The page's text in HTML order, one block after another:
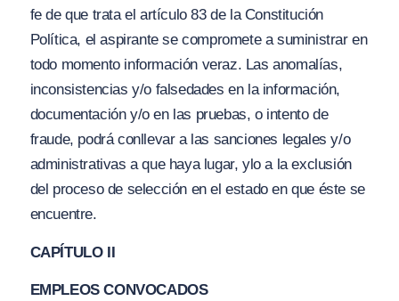
fe de que trata el artículo 83 de la Constitución
Política, el aspirante se compromete a suministrar en
todo momento información veraz. Las anomalías,
inconsistencias y/o falsedades en la información,
documentación y/o en las pruebas, o intento de
fraude, podrá conllevar a las sanciones legales y/o
administrativas a que haya lugar, ylo a la exclusión
del proceso de selección en el estado en que éste se
encuentre.
CAPÍTULO II
EMPLEOS CONVOCADOS